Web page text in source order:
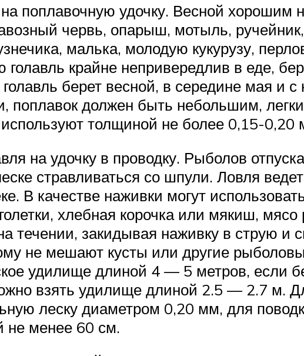
поплавочную удочку. Весной хорошим
червь, опарыш, мотыль, ручейник,
малька, молодую кукурузу,
крайне непривередлив в еде,
берет весной, в середине мая и с
поплавок должен быть небольшим,
используют толщиной не более 0,15-0,20
на удочку в проводку. Рыболов
стравливаться со шпули. Ловля
В качестве наживки могут
хлебная корочка или мякиш,
течении, закидывая наживку в струю и
не мешают кусты или другие
удилище длиной 4 — 5 метров, если
взять удилище длиной 2.5 — 2.7 м.
леску диаметром 0,20 мм, для
менее 60 см.